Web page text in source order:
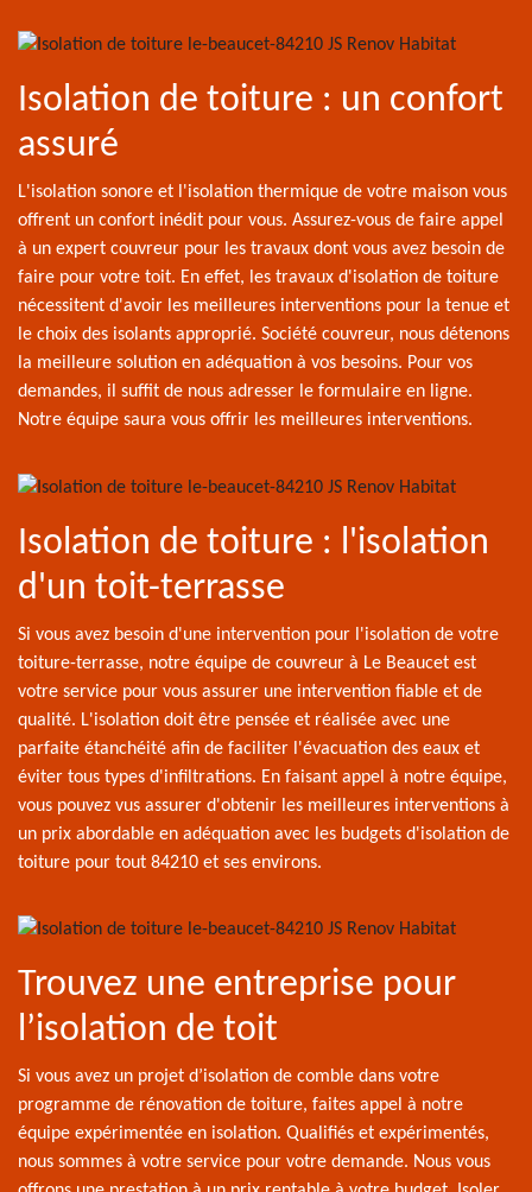
Isolation de toiture : un confort
assuré
L'isolation sonore et l'isolation thermique de votre maison vous
offrent un confort inédit pour vous. Assurez-vous de faire appel
à un expert couvreur pour les travaux dont vous avez besoin de
faire pour votre toit. En effet, les travaux d'isolation de toiture
nécessitent d'avoir les meilleures interventions pour la tenue et
le choix des isolants approprié. Société couvreur, nous détenons
la meilleure solution en adéquation à vos besoins. Pour vos
demandes, il suffit de nous adresser le formulaire en ligne.
Notre équipe saura vous offrir les meilleures interventions.
Isolation de toiture : l'isolation
d'un toit-terrasse
Si vous avez besoin d'une intervention pour l'isolation de votre
toiture-terrasse, notre équipe de couvreur à Le Beaucet est
votre service pour vous assurer une intervention fiable et de
qualité. L'isolation doit être pensée et réalisée avec une
parfaite étanchéité afin de faciliter l'évacuation des eaux et
éviter tous types d'infiltrations. En faisant appel à notre équipe,
vous pouvez vus assurer d'obtenir les meilleures interventions à
un prix abordable en adéquation avec les budgets d'isolation de
toiture pour tout 84210 et ses environs.
Trouvez une entreprise pour
l’isolation de toit
Si vous avez un projet d’isolation de comble dans votre
programme de rénovation de toiture, faites appel à notre
équipe expérimentée en isolation. Qualifiés et expérimentés,
nous sommes à votre service pour votre demande. Nous vous